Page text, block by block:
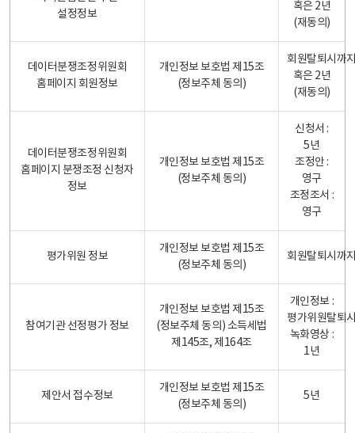
설정정보
혹은 2년
(재동의)
데이터분쟁조정위원회
홈페이지 회원정보
개인정보 보호법 제15조
(정보주체 동의)
회원탈퇴시까
혹은 2년
(재동의)
데이터분쟁조정위원회
홈페이지 분쟁조정 신청자
정보
개인정보 보호법 제15조
(정보주체 동의)
신청서 :
5년
조정안 :
영구
조정조서 :
영구
평가위원 정보
개인정보 보호법 제15조
(정보주체 동의)
회원탈퇴시까
참여기관 선정평가 정보
개인정보 보호법 제15조
(정보주체 동의) 소득세법
제145조, 제164조
개인정보 :
평가위원탈퇴
녹화영상 :
1년
제안서 접수정보
개인정보 보호법 제15조
(정보주체 동의)
5년